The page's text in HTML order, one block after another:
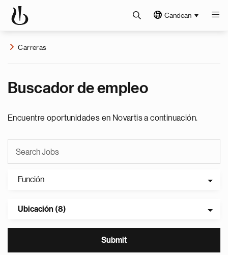
Candean
Carreras
Buscador de empleo
Encuentre oportunidades en Novartis a continuación.
Función
Ubicación (8)